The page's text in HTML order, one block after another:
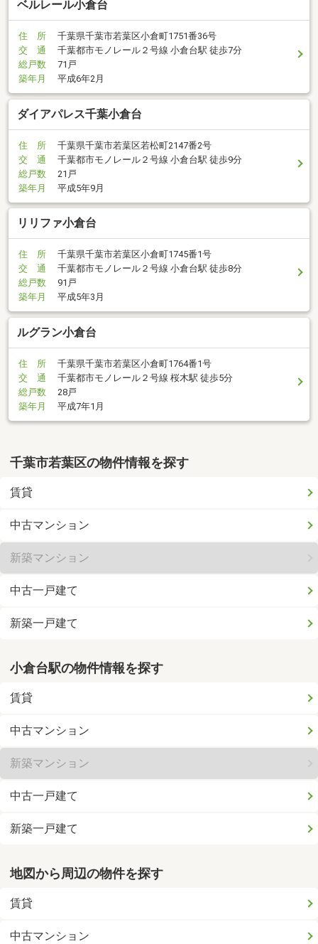
ベルレール小倉台
住 所
千葉県千葉市若葉区小倉町1751番36号
交 通
千葉都市モノレール２号線 小倉台駅 徒歩7分
総戸数
71戸
築年月
平成6年2月
ダイアパレス千葉小倉台
住 所
千葉県千葉市若葉区若松町2147番2号
交 通
千葉都市モノレール２号線 小倉台駅 徒歩9分
総戸数
21戸
築年月
平成5年9月
リリファ小倉台
住 所
千葉県千葉市若葉区小倉町1745番1号
交 通
千葉都市モノレール２号線 小倉台駅 徒歩8分
総戸数
91戸
築年月
平成5年3月
ルグラン小倉台
住 所
千葉県千葉市若葉区小倉町1764番1号
交 通
千葉都市モノレール２号線 桜木駅 徒歩5分
総戸数
28戸
築年月
平成7年1月
千葉市若葉区の物件情報を探す
賃貸
中古マンション
新築マンション
中古一戸建て
新築一戸建て
小倉台駅の物件情報を探す
賃貸
中古マンション
新築マンション
中古一戸建て
新築一戸建て
地図から周辺の物件を探す
賃貸
中古マンション